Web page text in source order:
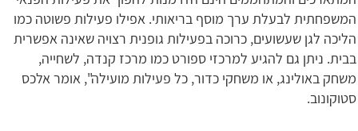
המשפחתית לבעלת ערך מוסף בריאותי. אפילו פעילות פשוטה כמו
הליכה לגן שעשועים, כרוכה בפעילות גופנית רצויה שאינה אפשרית
בבית. ניתן גם להגיע למרכזי ספורט כמו מרכז קנדה, לשחייה,
משחק באולינג, או משחקי כדור, כל פעילות מועילה", אומר אלכס
סטוקונוב.